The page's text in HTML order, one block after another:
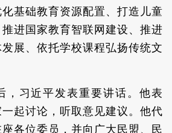
基础教育资源配置、打造儿童
进国家教育智联网建设、推进
展、依托学校课程弘扬传统文
，习近平发表重要讲话。他表
起讨论，听取意见建议。他代
各位委员，并向广大民盟、民